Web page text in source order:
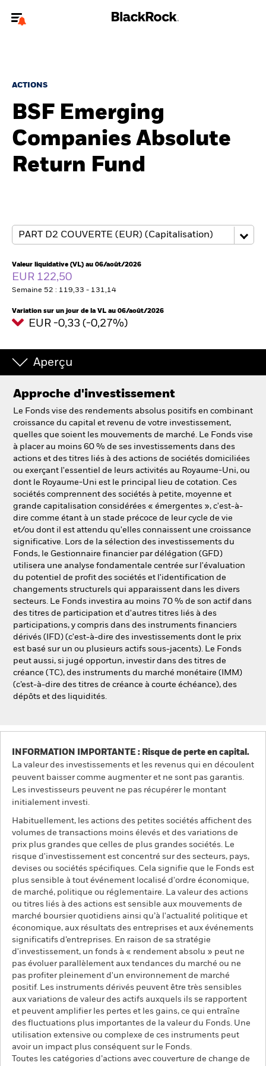
Nous connaître
Produits
Thèmes
Particuliers
France
Change location
Aladdin
Notre société
ACTIONS
BSF Emerging
Companies Absolute
Return Fund
Valeur liquidative (VL) au 06/août/2026
EUR 122,50
Semaine 52 : 119,33 - 131,14
Variation sur un jour de la VL au 06/août/2026
EUR -0,33 (-0,27%)
Aperçu
Approche d'investissement
Le Fonds vise des rendements absolus positifs en combinant
croissance du capital et revenu de votre investissement,
quelles que soient les mouvements de marché. Le Fonds vise
à placer au moins 60 % de ses investissements dans des
actions et des titres liés à des actions de sociétés domiciliées
ou exerçant l'essentiel de leurs activités au Royaume-Uni, ou
dont le Royaume-Uni est le principal lieu de cotation. Ces
sociétés comprennent des sociétés à petite, moyenne et
grande capitalisation considérées « émergentes », c'est-à-
dire comme étant à un stade précoce de leur cycle de vie
et/ou dont il est attendu qu'elles connaissent une croissance
significative. Lors de la sélection des investissements du
Fonds, le Gestionnaire financier par délégation (GFD)
utilisera une analyse fondamentale centrée sur l'évaluation
du potentiel de profit des sociétés et l'identification de
changements structurels qui apparaissent dans les divers
secteurs. Le Fonds investira au moins 70 % de son actif dans
des titres de participation et d'autres titres liés à des
participations, y compris dans des instruments financiers
dérivés (IFD) (c'est-à-dire des investissements dont le prix
est basé sur un ou plusieurs actifs sous-jacents). Le Fonds
peut aussi, si jugé opportun, investir dans des titres de
créance (TC), des instruments du marché monétaire (IMM)
(c’est-à-dire des titres de créance à courte échéance), des
dépôts et des liquidités.
INFORMATION IMPORTANTE : Risque de perte en capital.
La valeur des investissements et les revenus qui en découlent
peuvent baisser comme augmenter et ne sont pas garantis.
Les investisseurs peuvent ne pas récupérer le montant
initialement investi.
Habituellement, les actions des petites sociétés affichent des
volumes de transactions moins élevés et des variations de
prix plus grandes que celles de plus grandes sociétés. Le
risque d'investissement est concentré sur des secteurs, pays,
devises ou sociétés spécifiques. Cela signifie que le Fonds est
plus sensible à tout événement localisé d'ordre économique,
de marché, politique ou réglementaire. La valeur des actions
ou titres liés à des actions est sensible aux mouvements de
marché boursier quotidiens ainsi qu’à l'actualité politique et
économique, aux résultats des entreprises et aux événements
significatifs d’entreprises. En raison de sa stratégie
d'investissement, un fonds à « rendement absolu » peut ne
pas évoluer parallèlement aux tendances du marché ou ne
pas profiter pleinement d'un environnement de marché
positif. Les instruments dérivés peuvent être très sensibles
aux variations de valeur des actifs auxquels ils se rapportent
et peuvent amplifier les pertes et les gains, ce qui entraîne
des fluctuations plus importantes de la valeur du Fonds. Une
utilisation extensive ou complexe de ces instruments peut
avoir un impact plus conséquent sur le Fonds.
Toutes les catégories d’actions avec couverture de change de